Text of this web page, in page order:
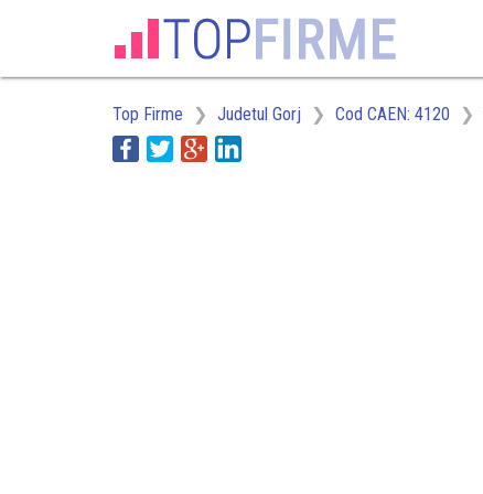
Top Firme Judetul Gorj Cod CAEN: 4120